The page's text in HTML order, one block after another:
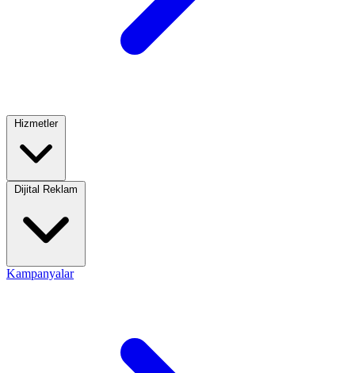
Hizmetler
Kampanyalar